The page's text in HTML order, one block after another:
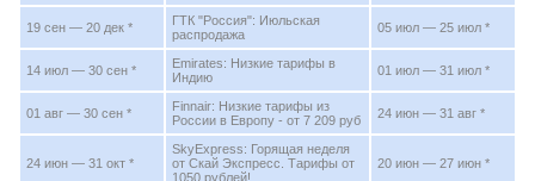
19 сен — 20 дек *
ГТК "Россия": Июльская
распродажа
05 июл — 25 июл *
14 июл — 30 сен *
Emirates: Низкие тарифы в
Индию
01 июл — 31 июл *
01 авг — 30 сен *
Finnair: Низкие тарифы из
России в Европу - от 7 209 руб
24 июн — 31 авг *
24 июн — 31 окт *
SkyExpress: Горящая неделя
от Скай Экспресс. Тарифы от
1050 рублей!
20 июн — 27 июн *